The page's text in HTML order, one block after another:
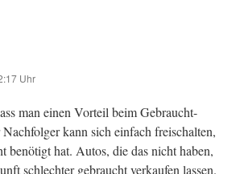
Uhr
man einen Vorteil beim Gebraucht-
kann sich einfach freischalten,
benötigt hat. Autos, die das nicht haben,
schlechter gebraucht verkaufen lassen.